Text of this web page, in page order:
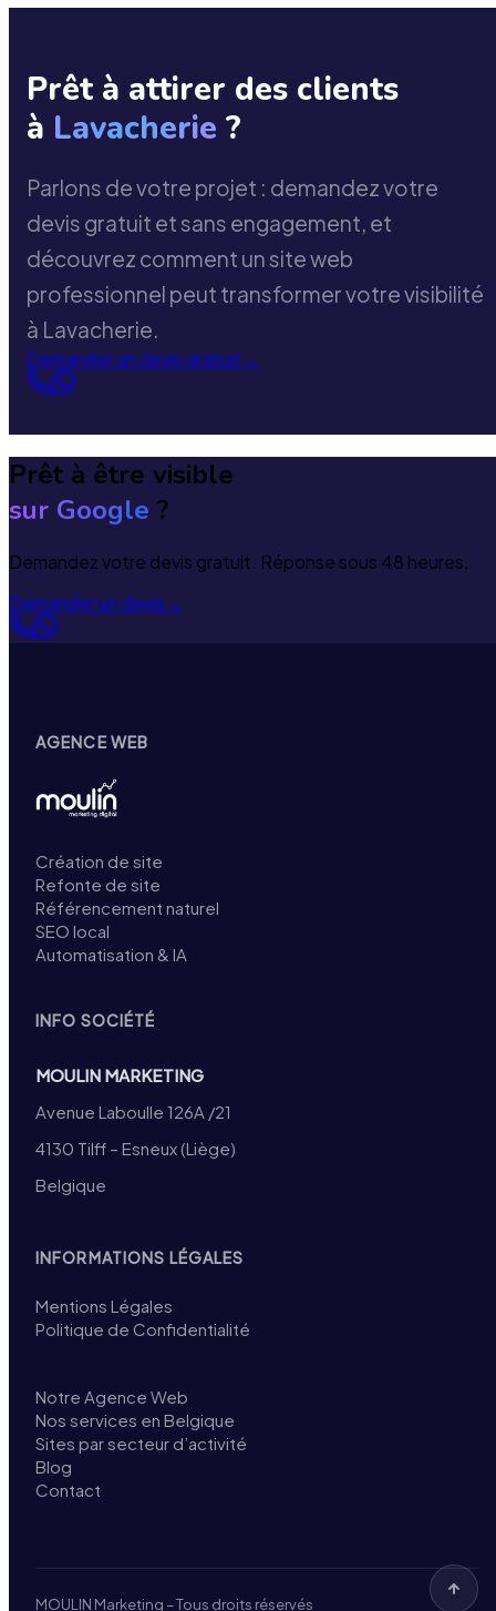
Prêt à attirer des clients
à Lavacherie ?
Parlons de votre projet : demandez votre
devis gratuit et sans engagement, et
découvrez comment un site web
professionnel peut transformer votre visibilité
à Lavacherie.
Demander un devis gratuit→
Prêt à être visible
sur Google ?
Demandez votre devis gratuit. Réponse sous 48 heures.
Demander un devis→
AGENCE WEB
Création de site
Refonte de site
Référencement naturel
SEO local
Automatisation & IA
INFO SOCIÉTÉ
MOULIN MARKETING
Avenue Laboulle 126A /21
4130 Tilff – Esneux (Liège)
Belgique
INFORMATIONS LÉGALES
Mentions Légales
Politique de Confidentialité
Notre Agence Web
Nos services en Belgique
Sites par secteur d’activité
Blog
Contact
MOULIN Marketing – Tous droits réservés